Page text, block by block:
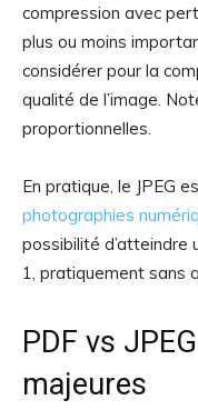
compression avec
plus ou moins
considérer pour la
qualité de l’image.
proportionnelles.
En pratique, le JPEG
photographies
possibilité d’atteindre
1, pratiquement sans
PDF vs
majeures